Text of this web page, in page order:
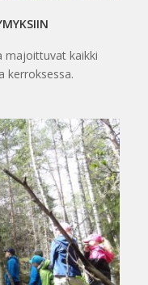
majoittuvat kaikki
kerroksessa.